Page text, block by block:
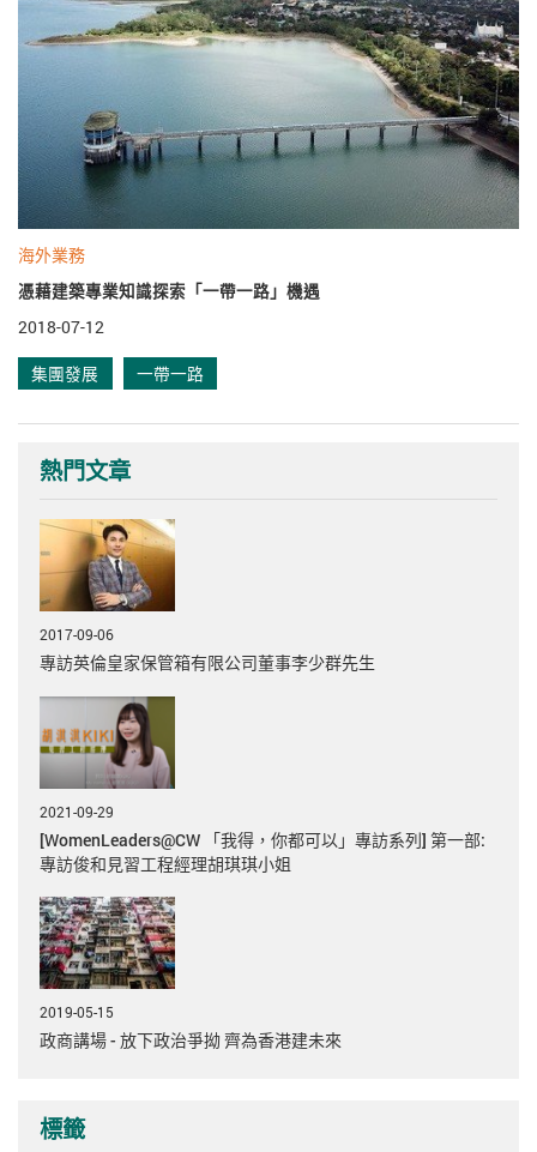
海外業務
憑藉建築專業知識探索「一帶一路」機遇
2018-07-12
集團發展 一帶一路
熱門文章
2017-09-06
專訪英倫皇家保管箱有限公司董事李少群先生
2021-09-29
[WomenLeaders@CW 「我得，你都可以」專訪系列] 第一部:
專訪俊和見習工程經理胡琪琪小姐
2019-05-15
政商講場 - 放下政治爭拗 齊為香港建未來
標籤